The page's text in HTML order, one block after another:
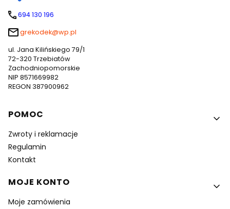
694 130 196
grekodek@wp.pl
ul. Jana Kilińskiego 79/1
72-320 Trzebiatów
Zachodniopomorskie
NIP 8571669982
REGON 387900962
Linki w stopce
POMOC
Zwroty i reklamacje
Regulamin
Kontakt
MOJE KONTO
Moje zamówienia